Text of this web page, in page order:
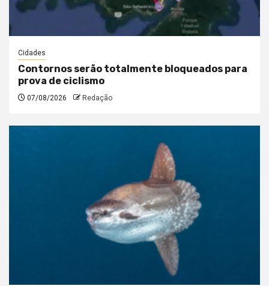
Cidades
Contornos serão totalmente bloqueados para
prova de ciclismo
07/08/2026 Redação